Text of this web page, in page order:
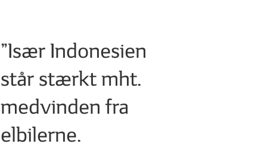
”Især Indonesien
står stærkt mht.
medvinden fra
elbilerne.